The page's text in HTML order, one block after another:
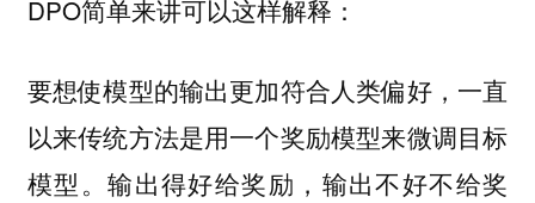
DPO简单来讲可以这样解释：
要想使模型的输出更加符合人类偏好，一直
以来传统方法是用一个奖励模型来微调目标
模型。输出得好给奖励，输出不好不给奖